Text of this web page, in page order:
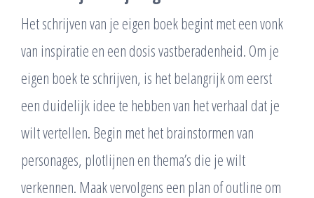
Het schrijven van je eigen boek begint met een vonk
van inspiratie en een dosis vastberadenheid. Om je
eigen boek te schrijven, is het belangrijk om eerst
een duidelijk idee te hebben van het verhaal dat je
wilt vertellen. Begin met het brainstormen van
personages, plotlijnen en thema’s die je wilt
verkennen. Maak vervolgens een plan of outline om